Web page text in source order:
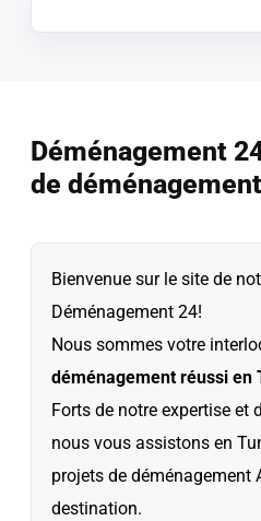
Déménagement
de
Bienvenue sur le site de
Déménagement 24!
Nous sommes votre
déménagement réussi en
Forts de notre expertise et
nous vous assistons en
projets de déménagement
destination.